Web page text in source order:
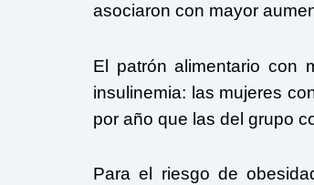
asociaron con mayor
El patrón alimentario con
insulinemia: las mujeres
por año que las del grupo
Para el riesgo de